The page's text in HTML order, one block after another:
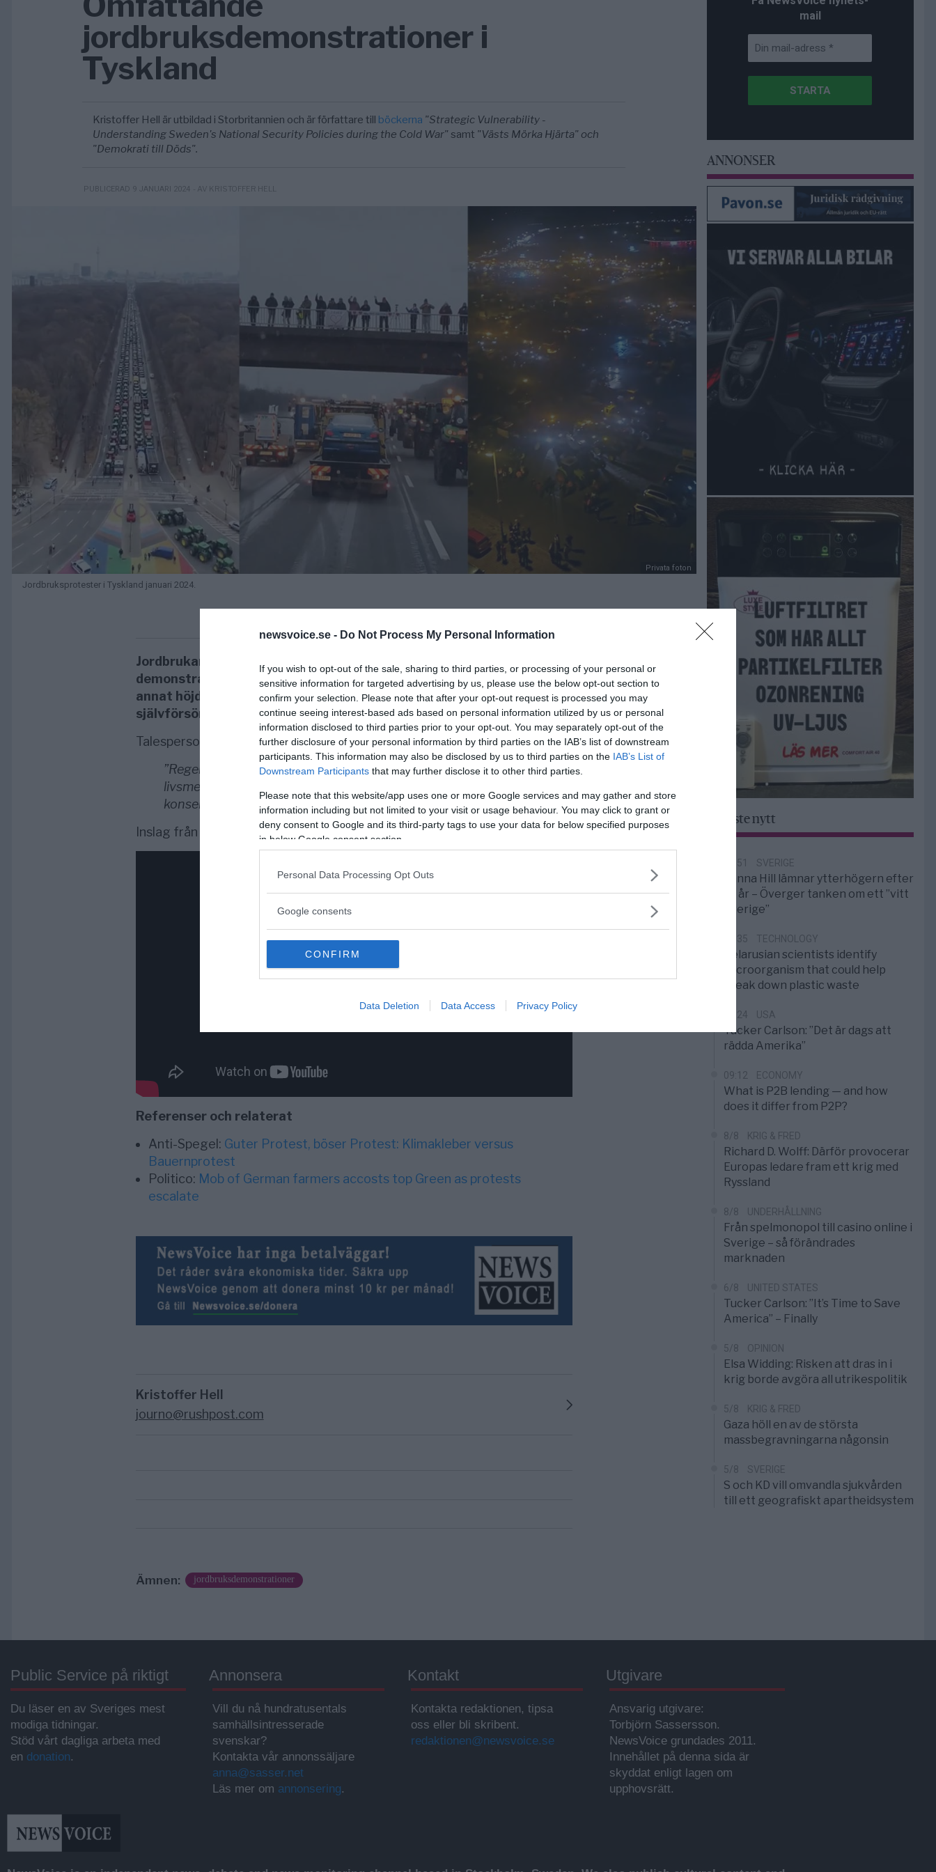
newsvoice.se - Do Not Process My Personal Information
If you wish to opt-out of the sale, sharing to third parties, or processing of your personal or
sensitive information for targeted advertising by us, please use the below opt-out section to
confirm your selection. Please note that after your opt-out request is processed you may
continue seeing interest-based ads based on personal information utilized by us or personal
information disclosed to third parties prior to your opt-out. You may separately opt-out of the
further disclosure of your personal information by third parties on the IAB’s list of downstream
participants. This information may also be disclosed by us to third parties on the IAB’s List of
Downstream Participants that may further disclose it to other third parties.
Please note that this website/app uses one or more Google services and may gather and store
information including but not limited to your visit or usage behaviour. You may click to grant or
deny consent to Google and its third-party tags to use your data for below specified purposes
in below Google consent section.
Personal Data Processing Opt Outs
Google consents
CONFIRM
Data Deletion Data Access Privacy Policy
jordbruksdemonstrationer i
Tyskland
Kristoffer Hell är utbildad i Storbritannien och är författare till böckerna "Strategic Vulnerability -
Understanding Sweden's National Security Policies during the Cold War"samt "Västs Mörka Hjärta" och
"Demokrati till Döds".
PUBLICERAD 9 JANUARI 2024 - AV KRISTOFFER HELL
Privata foton
Jordbruksprotester i Tyskland januari 2024.
Jordbrukare över hela Tyskland har gått ut i en veckolång
demonstration för syftet att stoppa politiker från att, via bland
annat höjda drivmedelsskatter, förstöra landets förmåga till
självförsörjning.
Talesperson för jordbrukarna:
”Regeringen måste begripa att vi är ryggraden i landets
livsmedelssäkerhet. Om de fortsätter att ignorera våra krav kommer
konsekvenserna att bli allvarliga för alla.”
Inslag från DW:
Referenser och relaterat
Anti-Spegel: Guter Protest, böser Protest: Klimakleber versus
Bauernprotest
Politico: Mob of German farmers accosts top Green as protests
escalate
Kristoffer Hell
journo@rushpost.com
Ämnen: jordbruksdemonstrationer
mail
ANNONSER
Senaste nytt
10:51 SVERIGE
Sanna Hill lämnar ytterhögern efter
18 år – Överger tanken om ett ”vitt
Sverige”
09:35 TECHNOLOGY
Belarusian scientists identify
microorganism that could help
break down plastic waste
09:24 USA
Tucker Carlson: ”Det är dags att
rädda Amerika”
09:12 ECONOMY
What is P2B lending — and how
does it differ from P2P?
8/8 KRIG & FRED
Richard D. Wolff: Därför provocerar
Europas ledare fram ett krig med
Ryssland
8/8 UNDERHÅLLNING
Från spelmonopol till casino online i
Sverige – så förändrades
marknaden
6/8 UNITED STATES
Tucker Carlson: ”It’s Time to Save
America” – Finally
5/8 OPINION
Elsa Widding: Risken att dras in i
krig borde avgöra all utrikespolitik
5/8 KRIG & FRED
Gaza höll en av de största
massbegravningarna någonsin
5/8 SVERIGE
S och KD vill omvandla sjukvården
till ett geografiskt apartheidsystem
Public Service på riktigt
Du läser en av Sveriges mest
modiga tidningar.
Stöd vårt dagliga arbeta med
en donation.
Annonsera
Vill du nå hundratusentals
samhällsintresserade
svenskar?
Kontakta vår annonssäljare
anna@sasser.net
Läs mer om annonsering.
Kontakt
Kontakta redaktionen, tipsa
oss eller bli skribent.
redaktionen@newsvoice.se
Utgivare
Ansvarig utgivare:
Torbjörn Sassersson.
NewsVoice grundades 2011.
Innehållet på denna sida är
skyddat enligt lagen om
upphovsrätt.